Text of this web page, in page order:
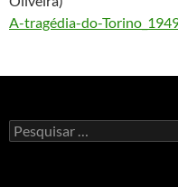
A-tragédia-do-
Pesquisar
por: